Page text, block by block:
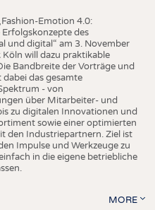
Emotion 4.0:
des
und digital“ am 3. November
will dazu praktikable
Bandbreite der Vorträge und
das gesamte
- von
über Mitarbeiter- und
zu digitalen Innovationen und
sowie einer optimierten
den Industriepartnern. Ziel ist
Impulse und Werkzeuge zu
in die eigene betriebliche
MORE